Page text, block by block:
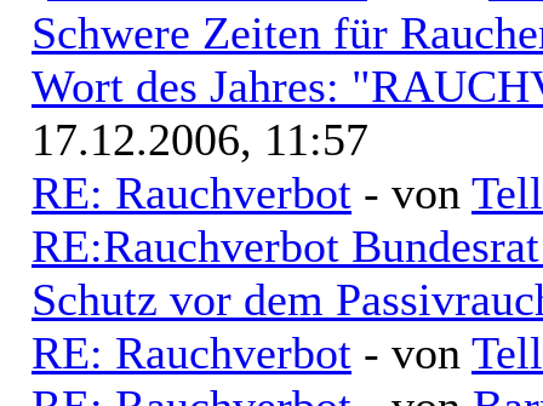
Schwere Zeiten für
Wort des Jahres:
17.12.2006, 11:57
RE: Rauchverbot - von Tell
RE:Rauchverbot
Schutz vor dem
RE: Rauchverbot - von Tell